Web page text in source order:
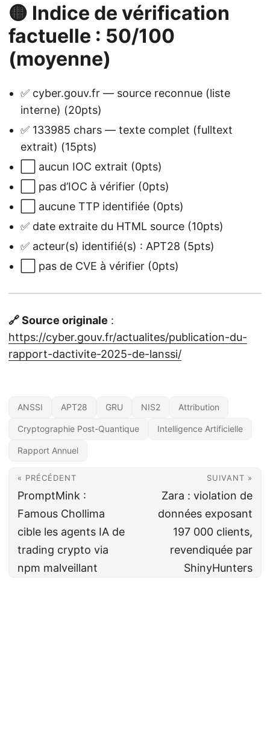
🟡 Indice de vérification
factuelle : 50/100
(moyenne)
✅ cyber.gouv.fr — source reconnue (liste
interne) (20pts)
✅ 133985 chars — texte complet (fulltext
extrait) (15pts)
⬜ aucun IOC extrait (0pts)
⬜ pas d’IOC à vérifier (0pts)
⬜ aucune TTP identifiée (0pts)
✅ date extraite du HTML source (10pts)
✅ acteur(s) identifié(s) : APT28 (5pts)
⬜ pas de CVE à vérifier (0pts)
🔗 Source originale :
https://cyber.gouv.fr/actualites/publication-du-
rapport-dactivite-2025-de-lanssi/
ANSSI APT28 GRU NIS2 Attribution
Cryptographie Post-Quantique Intelligence Artificielle
Rapport Annuel
« PRÉCÉDENT
PromptMink :
Famous Chollima
cible les agents IA de
trading crypto via
npm malveillant
SUIVANT »
Zara : violation de
données exposant
197 000 clients,
revendiquée par
ShinyHunters